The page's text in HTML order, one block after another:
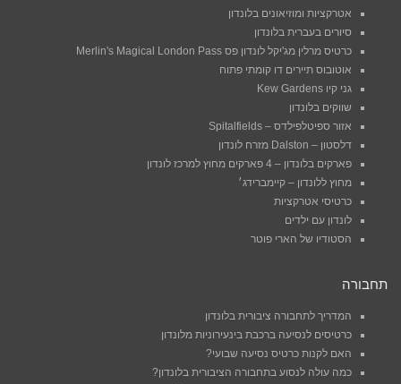
אטרקציות ומוזיאונים בלונדון
סיורים בעברית בלונדון
כרטיס מרלין מג'יקל לונדון פס Merlin's Magical London Pass
אוטובוס תיירים דו קומתי פתוח
גני קיו Kew Gardens
שווקים בלונדון
אזור ספיטלפילדס – Spitalfields
דלסטון – Dalston מזרח לונדון
פארקים בלונדון – 4 פארקים מחוץ למרכז לונדון
מחוץ ללונדון – קיימברידג׳
כרטיסי אטרקציות
לונדון עם ילדים
הסטודיו של הארי פוטר
תחבורה
המדריך לתחבורה ציבורית בלונדון
כרטיסים לנסיעה ברכבת בינעירוניות מלונדון
האם לקנות כרטיס נסיעה שבועי?
כמה עולה לנסוע בתחבורה הציבורית בלונדון?